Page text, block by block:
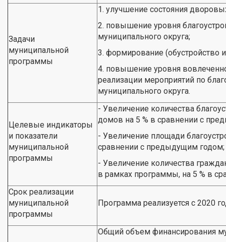
Задачи
муниципальной
программы
1. улучшение состояния
2. повышение уровня
муниципального округа;
3. формирование (обустройство
4. повышение уровня
реализации мероприятий по
муниципального округа.
Целевые индикаторы
и показатели
муниципальной
программы
- Увеличение количества
домов на 5 % в сравнении с
- Увеличение площади
сравнении с предыдущим годом;
- Увеличение количества
в рамках программы, на 5 % в
Срок реализации
муниципальной
программы
Программа реализуется с 2020
Общий объем финансирования